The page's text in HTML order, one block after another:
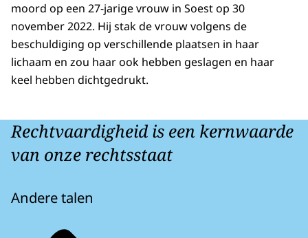
moord op een 27-jarige vrouw in Soest op 30
november 2022. Hij stak de vrouw volgens de
beschuldiging op verschillende plaatsen in haar
lichaam en zou haar ook hebben geslagen en haar
keel hebben dichtgedrukt.
Rechtvaardigheid is een kernwaarde
van onze rechtsstaat
Andere talen